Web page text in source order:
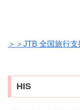
＞＞JTB 全国旅行
HIS